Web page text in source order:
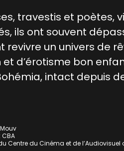
travestis et poètes,
ils ont souvent
revivre un univers de
d’érotisme bon
intact depuis
Centre du Cinéma et de